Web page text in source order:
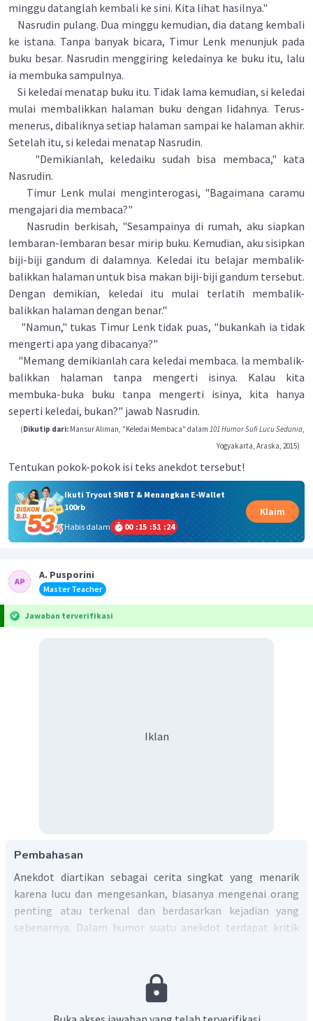
minggu datanglah kembali ke sini. Kita lihat hasilnya."
Nasrudin pulang. Dua minggu kemudian, dia datang kembali
ke istana. Tanpa banyak bicara, Timur Lenk menunjuk pada
buku besar. Nasrudin menggiring keledainya ke buku itu, lalu
ia membuka sampulnya.
Si keledai menatap buku itu. Tidak lama kemudian, si keledai
mulai membalikkan halaman buku dengan Iidahnya. Terus-
menerus, dibaliknya setiap halaman sampai ke halaman akhir.
Setelah itu, si keledai menatap Nasrudin.
"Demikianlah, keledaiku sudah bisa membaca," kata
Nasrudin.
Timur Lenk mulai menginterogasi, "Bagaimana caramu
mengajari dia membaca?"
Nasrudin berkisah, "Sesampainya di rumah, aku siapkan
lembaran-lembaran besar mirip buku. Kemudian, aku sisipkan
biji-biji gandum di dalamnya. Keledai itu belajar membalik-
balikkan halaman untuk bisa makan biji-biji gandum tersebut.
Dengan demikian, keledai itu mulai terlatih membalik-
balikkan halaman dengan benar."
"Namun," tukas Timur Lenk tidak puas, "bukankah ia tidak
mengerti apa yang dibacanya?"
"Memang demikianlah cara keledai membaca. la membalik-
balikkan halaman tanpa mengerti isinya. Kalau kita
membuka-buka buku tanpa mengerti isinya, kita hanya
seperti keledai, bukan?" jawab Nasrudin.
(Dikutip dari: Mansur Aliman, "Keledai Membaca" dalam 101 Humor Sufi Lucu Sedunia,
Yogyakarta, Araska, 2015)
Tentukan pokok-pokok isi teks anekdot tersebut!
Ikuti Tryout SNBT & Menangkan E-Wallet
100rb
Habis dalam
00 :15 :51 :24
Klaim
A. Pusporini
Master Teacher
Jawaban terverifikasi
Iklan
Pembahasan
Anekdot diartikan sebagai cerita singkat yang menarik
karena lucu dan mengesankan, biasanya mengenai orang
penting atau terkenal dan berdasarkan kejadian yang
sebenarnya. Dalam humor suatu anekdot terdapat kritik
belajar membaca. Tentunya, tidak benar-benar membaca.
Keledai hanya membalikkan halaman buku karena ada